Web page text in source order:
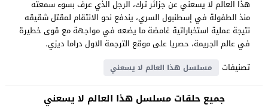
هذا العالم لا يسعني عن جزائر ترك، الرجل الذي عرف بسوء سمعته
منذ الطفولة في إسطنبول السري، يندفع نحو الانتقام لمقتل شقيقه
نتيجة عملية استخباراتية غامضة ما يضعه في مواجهة مع قوى خطيرة
في عالم الجريمة، حصريا على موقع الترجمة الاول دراما ديزي.
تصنيفات
مسلسل هذا العالم لا يسعني
جميع حلقات مسلسل هذا العالم لا يسعني